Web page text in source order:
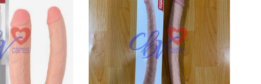
không thể thiếu của các cặp đôiđặc biệt là chị em phụ nữ
.
em có thể sở hữu ngay cho mình một cây , nhưng để nócó thể
được . Với dương vật đa năng cao cấp- Libo phượng hoàng chỉ